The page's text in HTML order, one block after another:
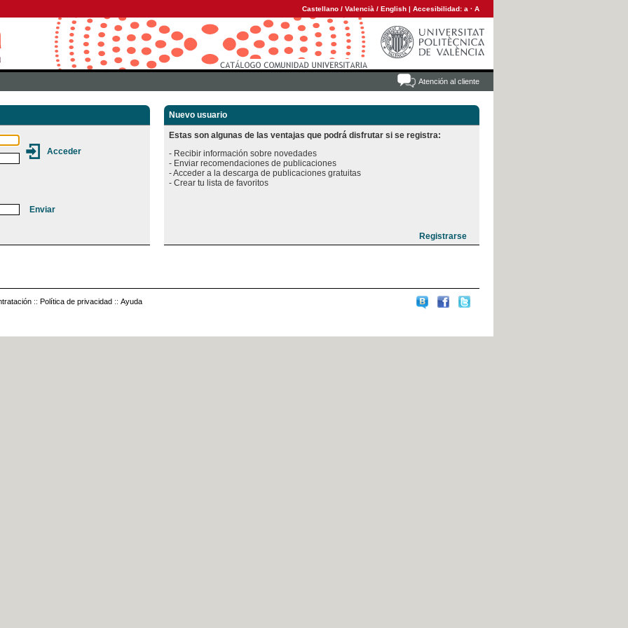
Castellano / Valencià / English | Accesibilidad: a · A
Atención al cliente
Nuevo usuario
Estas son algunas de las ventajas que podrá disfrutar si se registra:
- Recibir información sobre novedades
- Enviar recomendaciones de publicaciones
- Acceder a la descarga de publicaciones gratuitas
:: Política de privacidad :: Ayuda